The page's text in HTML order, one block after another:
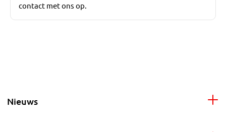
contact met ons op.
Nieuws